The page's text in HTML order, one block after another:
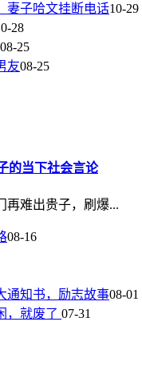
妻子哈文挂断电话10-29
28
08-25
友08-25
的当下社会言论
再难出贵子，刷爆...
08-16
通知书，励志故事08-01
，就废了 07-31